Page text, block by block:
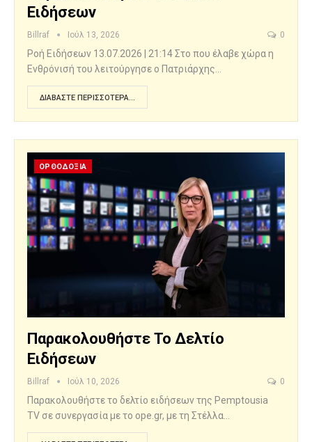
Ειδήσεων
Billraf Ιούλ 13, 2026 0
Ροή Ειδήσεων 13.07.2026 | 21:14 Στο που έλαβε χώρα η
Ενθρόνισή του λειτούργησε ο Πατριάρχης…
ΔΙΑΒΆΣΤΕ ΠΕΡΙΣΣΌΤΕΡΑ...
ΟΡΘΟΔΟΞΙΑ
Παρακολουθήστε Το Δελτίο
Ειδήσεων
Billraf Ιούλ 10, 2026 0
Παρακολουθήστε το δελτίο ειδήσεων της Pemptousia
TV σε συνεργασία με το ope.gr, με τη Στέλλα…